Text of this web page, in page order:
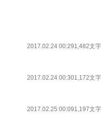
2017.02.24 00:291,482文字
2017.02.24 00:301,172文字
2017.02.25 00:091,197文字